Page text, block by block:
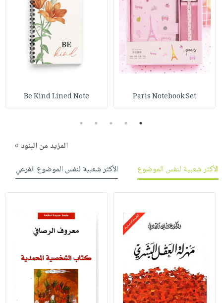
معنا
Paris Notebook Set
Be Kind Lined Note
1
2
3
4
5
المزيد من البنود »
الأكثر شعبية لنفس الموضوع
الأكثر شعبية لنفس الموضوع الفرعي